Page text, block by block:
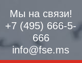
Мы на связи!
+7 (495) 666-5-
666
info@fse.ms